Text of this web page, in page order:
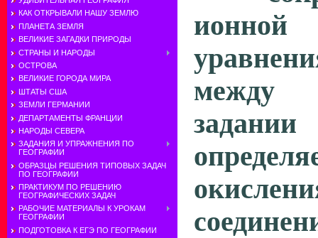
КАК ОТКРЫВАЛИ НАШУ ЗЕМЛЮ
ПЛАНЕТА ЗЕМЛЯ
ВЕЛИКИЕ ЗАГАДКИ ПРИРОДЫ
СТРАНЫ И НАРОДЫ
ОСТРОВА
ВЕЛИКИЕ ГОРОДА МИРА
ШТАТЫ США
ЗЕМЛИ ГЕРМАНИИ
ДЕПАРТАМЕНТЫ ФРАНЦИИ
НАРОДЫ СЕВЕРА
ЗАДАНИЯ И УПРАЖНЕНИЯ ПО
ГЕОГРАФИИ
ОБРАЗЦЫ РЕШЕНИЯ ТИПОВЫХ ЗАДАЧ
ПО ГЕОГРАФИИ
ПРАКТИКУМ ПО РЕШЕНИЮ
ГЕОГРАФИЧЕСКИХ ЗАДАЧ
РАБОЧИЕ МАТЕРИАЛЫ К УРОКАМ
ГЕОГРАФИИ
ПОДГОТОВКА К ЕГЭ ПО ГЕОГРАФИИ